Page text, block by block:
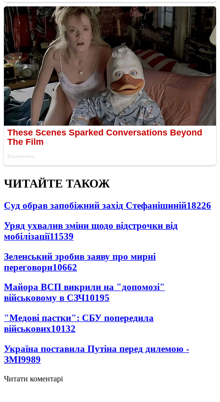
ЧИТАЙТЕ ТАКОЖ
Суд обрав запобіжний захід Стефанішиній18226
Уряд ухвалив зміни щодо відстрочки від
мобілізації11539
Зеленський зробив заяву про мирні
переговори10662
Майора ВСП викрили на "допомозі"
військовому в СЗЧ10195
"Медові пастки": СБУ попередила
військових10132
Україна поставила Путіна перед дилемою -
ЗМІ9989
Читати коментарі